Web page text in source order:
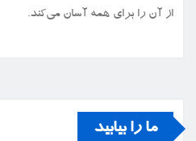
از آن را برای همه آسان می‌کند.
ما را بیابید